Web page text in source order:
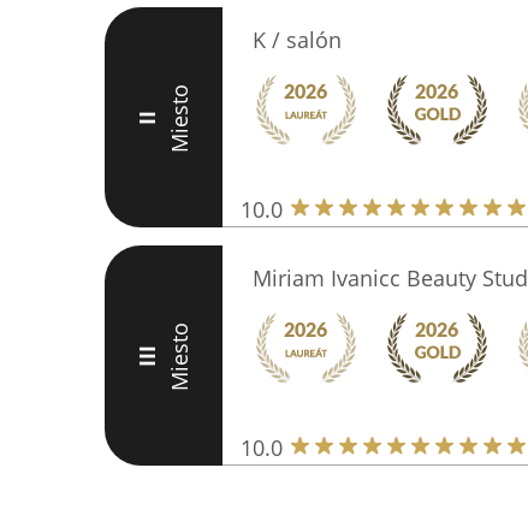
II Miesto
K / salón
10.0
III Miesto
Miriam Ivanicc Beauty
10.0